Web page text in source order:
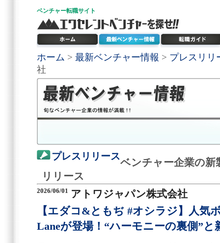
ベンチャー転職サイト
ホーム > 最新ベンチャー情報 > プレスリリ
社
プレスリリース
ベンチャー企業の新
リリース
2026/06/01 アトワジャパン株式会社
【エダコ&ともぢ #オシラジ】人気
Laneが登場！“ハーモニーの裏側”と